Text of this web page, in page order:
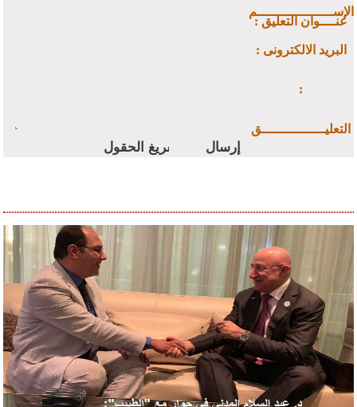
الإســـــــــــــــــــم
: عنــــوان التعليق
: البريد الالكترونى
:
التعليــــــــــــــــق